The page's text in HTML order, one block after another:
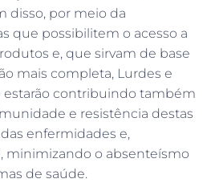
disso, por meio da
que possibilitem o acesso a
e, que sirvam de base
mais completa, Lurdes e
estarão contribuindo também
e resistência destas
enfermidades e,
o absenteísmo
de saúde.